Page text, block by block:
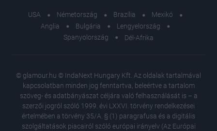
USA Németország Brazília
Mexikó
Anglia
Bulgária
Lengyelország
Spanyolország
Dél-Afrika
© glamour.hu © IndaNext Hungary Kft. Az oldalak tartalmával
kapcsolatban minden jog fenntartva, beleértve a tartalom
szöveg- és adatbányászat céljára való felhasználását is – a
szerzői jogról szóló 1999. évi LXXVI. törvény rendelkezései
értelmében a törvény 35/A. § (1) paragrafusa és a digitális
szolgáltatások piacairól szóló európai irányelv (Az Európai